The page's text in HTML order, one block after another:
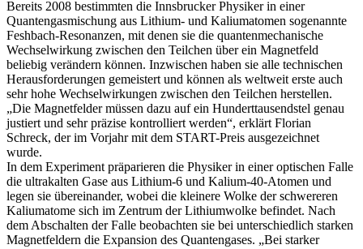
Bereits 2008 bestimmten die Innsbrucker Physiker in einer
Quantengasmischung aus Lithium- und Kaliumatomen sogenannte
Feshbach-Resonanzen, mit denen sie die quantenmechanische
Wechselwirkung zwischen den Teilchen über ein Magnetfeld
beliebig verändern können. Inzwischen haben sie alle technischen
Herausforderungen gemeistert und können als weltweit erste auch
sehr hohe Wechselwirkungen zwischen den Teilchen herstellen.
„Die Magnetfelder müssen dazu auf ein Hunderttausendstel genau
justiert und sehr präzise kontrolliert werden“, erklärt Florian
Schreck, der im Vorjahr mit dem START-Preis ausgezeichnet
wurde.
In dem Experiment präparieren die Physiker in einer optischen Falle
die ultrakalten Gase aus Lithium-6 und Kalium-40-Atomen und
legen sie übereinander, wobei die kleinere Wolke der schwereren
Kaliumatome sich im Zentrum der Lithiumwolke befindet. Nach
dem Abschalten der Falle beobachten sie bei unterschiedlich starken
Magnetfeldern die Expansion des Quantengases. „Bei starker